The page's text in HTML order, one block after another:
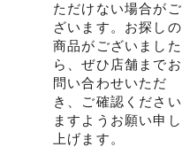
ただけない場合がご
ざいます。お探しの
商品がございました
ら、ぜひ店舗までお
問い合わせいただ
き、ご確認ください
ますようお願い申し
上げます。